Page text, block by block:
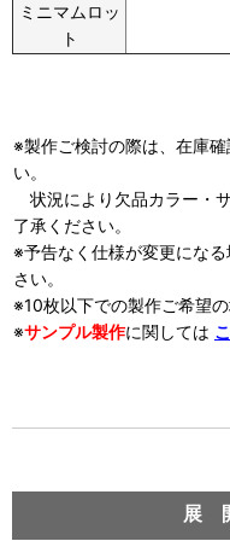
ミニマムロッ
ト
※製作ご検討の際は、在庫
い。
状況により欠品カラー・
了承ください。
※予告なく仕様が変更にな
さい。
※10枚以下での製作ご希望
※サンプル製作に関しては
展